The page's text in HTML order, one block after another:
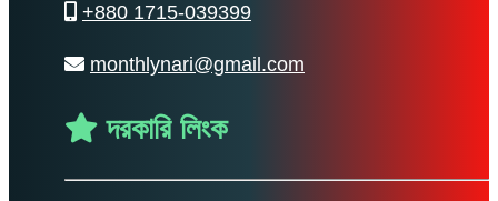
+880 1715-039399
monthlynari@gmail.com
দরকারি লিংক